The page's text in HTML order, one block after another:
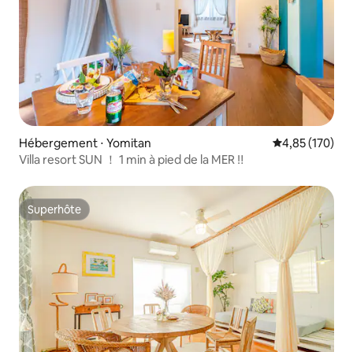
Hébergement ⋅ Yomitan Évaluation
4,85 (170)
Villa resort SUN ！ 1 min à pied de la MER ‼
Superhôte
Superhôte